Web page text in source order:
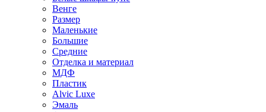
Венге
Размер
Маленькие
Большие
Средние
Отделка и материал
МДФ
Пластик
Alvic Luxe
Эмаль